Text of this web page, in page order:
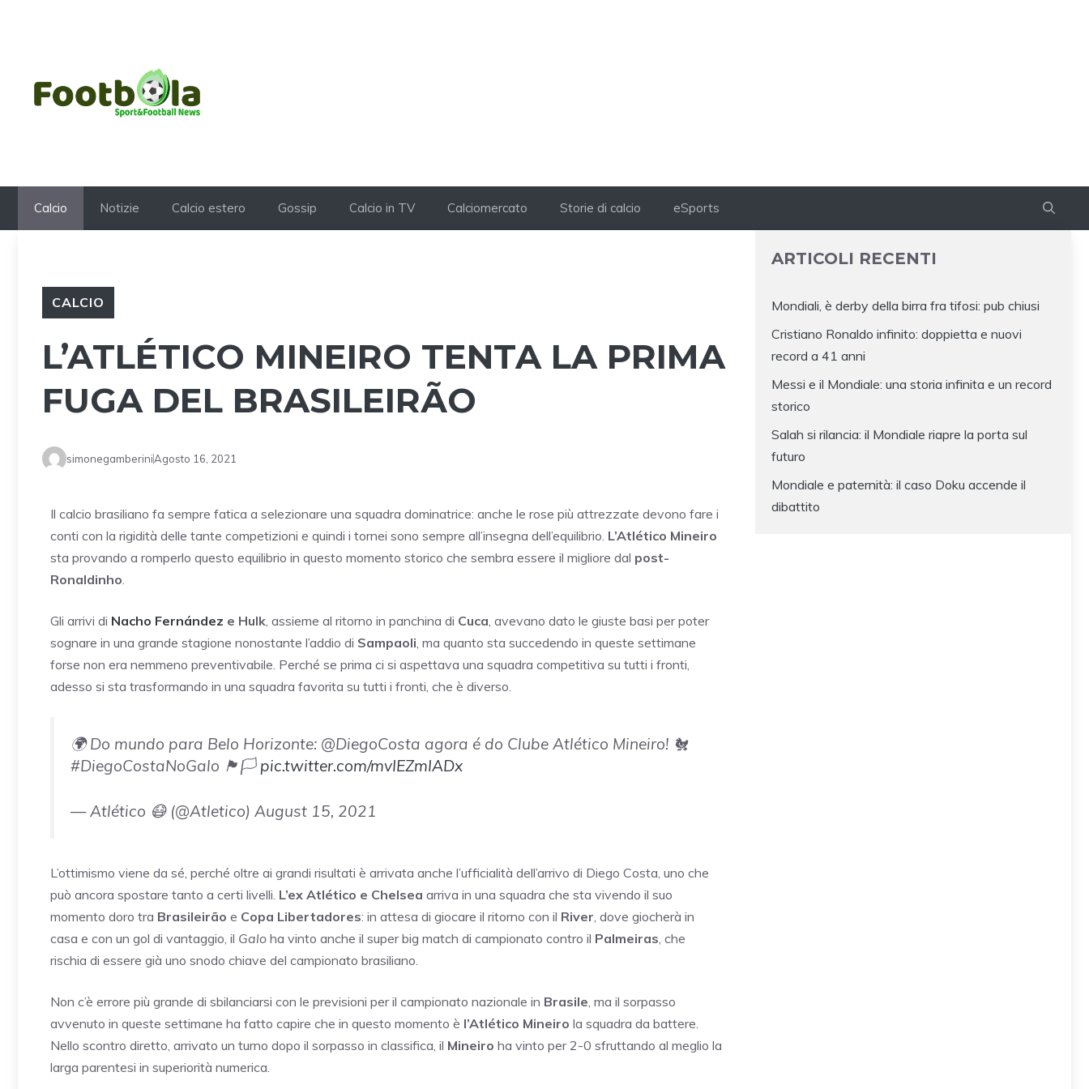
Calcio Notizie Calcio estero Gossip Calcio in TV Calciomercato Storie di calcio eSports
CALCIO
L’ATLÉTICO MINEIRO TENTA LA PRIMA
FUGA DEL BRASILEIRÃO
simonegamberiniAgosto 16, 2021
Il calcio brasiliano fa sempre fatica a selezionare una squadra dominatrice: anche le rose più attrezzate devono fare i
conti con la rigidità delle tante competizioni e quindi i tornei sono sempre all’insegna dell’equilibrio. L’Atlético Mineiro
sta provando a romperlo questo equilibrio in questo momento storico che sembra essere il migliore dal post-
Ronaldinho.
Gli arrivi di Nacho Fernández e Hulk, assieme al ritorno in panchina di Cuca, avevano dato le giuste basi per poter
sognare in una grande stagione nonostante l’addio di Sampaoli, ma quanto sta succedendo in queste settimane
forse non era nemmeno preventivabile. Perché se prima ci si aspettava una squadra competitiva su tutti i fronti,
adesso si sta trasformando in una squadra favorita su tutti i fronti, che è diverso.
🌍 Do mundo para Belo Horizonte: @DiegoCosta agora é do Clube Atlético Mineiro! 🐔
#DiegoCostaNoGalo 🏴🏳️ pic.twitter.com/mvIEZmIADx
— Atlético 😷 (@Atletico) August 15, 2021
L’ottimismo viene da sé, perché oltre ai grandi risultati è arrivata anche l’ufficialità dell’arrivo di Diego Costa, uno che
può ancora spostare tanto a certi livelli. L’ex Atlético e Chelsea arriva in una squadra che sta vivendo il suo
momento doro tra Brasileirão e Copa Libertadores: in attesa di giocare il ritorno con il River , dove giocherà in
casa e con un gol di vantaggio, il Galo ha vinto anche il super big match di campionato contro il Palmeiras , che
rischia di essere già uno snodo chiave del campionato brasiliano.
Non c’è errore più grande di sbilanciarsi con le previsioni per il campionato nazionale in Brasile , ma il sorpasso
avvenuto in queste settimane ha fatto capire che in questo momento è l’Atlético Mineiro la squadra da battere.
Nello scontro diretto, arrivato un turno dopo il sorpasso in classifica, il Mineiro ha vinto per 2-0 sfruttando al meglio la
larga parentesi in superiorità numerica.
ARTICOLI RECENTI
Mondiali, è derby della birra fra tifosi: pub chiusi
Cristiano Ronaldo infinito: doppietta e nuovi
record a 41 anni
Messi e il Mondiale: una storia infinita e un record
storico
Salah si rilancia: il Mondiale riapre la porta sul
futuro
Mondiale e paternità: il caso Doku accende il
dibattito